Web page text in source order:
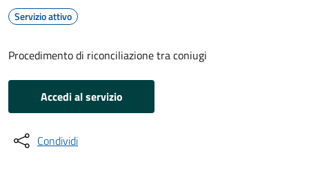
Servizio attivo
Procedimento di riconciliazione tra coniugi
Accedi al servizio
Condividi